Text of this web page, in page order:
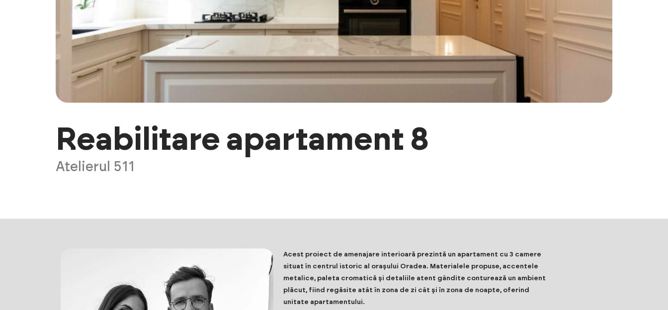
Reabilitare apartament 8
Atelierul 511
Acest proiect de amenajare interioară prezintă un apartament cu 3 camere
situat în centrul istoric al orașului Oradea. Materialele propuse, accentele
metalice, paleta cromatică și detaliile atent gândite conturează un ambient
plăcut, fiind regăsite atât în zona de zi cât și în zona de noapte, oferind
unitate apartamentului.